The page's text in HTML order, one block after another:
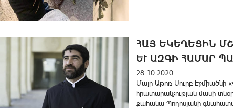
ՀԱՅ ԵԿԵՂԵՑԻՆ
ԵՒ ԱԶԳԻ ՀԱՄԱՐ
28 10 2020
Մայր Աթոռ Սուրբ Էջմիածնի
հրատարակչության մասի
քահանա Պողոսյանի